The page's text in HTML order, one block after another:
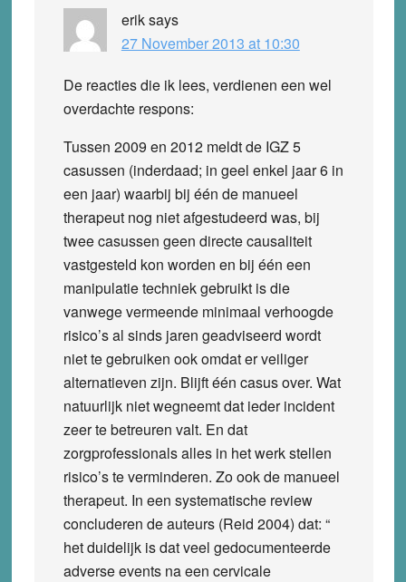
eriksays
27 November 2013 at 10:30
De reacties die ik lees, verdienen een wel
overdachte respons:
Tussen 2009 en 2012 meldt de IGZ 5
casussen (inderdaad; in geel enkel jaar 6 in
een jaar) waarbij bij één de manueel
therapeut nog niet afgestudeerd was, bij
twee casussen geen directe causaliteit
vastgesteld kon worden en bij één een
manipulatie techniek gebruikt is die
vanwege vermeende minimaal verhoogde
risico’s al sinds jaren geadviseerd wordt
niet te gebruiken ook omdat er veiliger
alternatieven zijn. Blijft één casus over. Wat
natuurlijk niet wegneemt dat ieder incident
zeer te betreuren valt. En dat
zorgprofessionals alles in het werk stellen
risico’s te verminderen. Zo ook de manueel
therapeut. In een systematische review
concluderen de auteurs (Reid 2004) dat: “
het duidelijk is dat veel gedocumenteerde
adverse events na een cervicale